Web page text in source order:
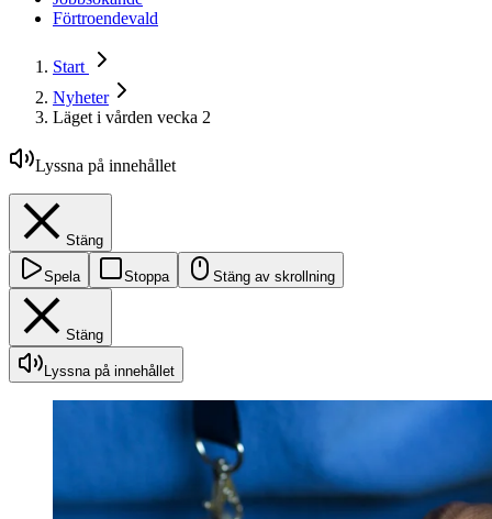
Förtroendevald
Start
Nyheter
Läget i vården vecka 2
Lyssna på innehållet
Stäng
Spela Stoppa Stäng av skrollning
Stäng
Lyssna på innehållet